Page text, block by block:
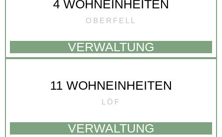
4 WOHNEINHEITEN
OBERFELL
VERWALTUNG
11 WOHNEINHEITEN
LÖF
VERWALTUNG